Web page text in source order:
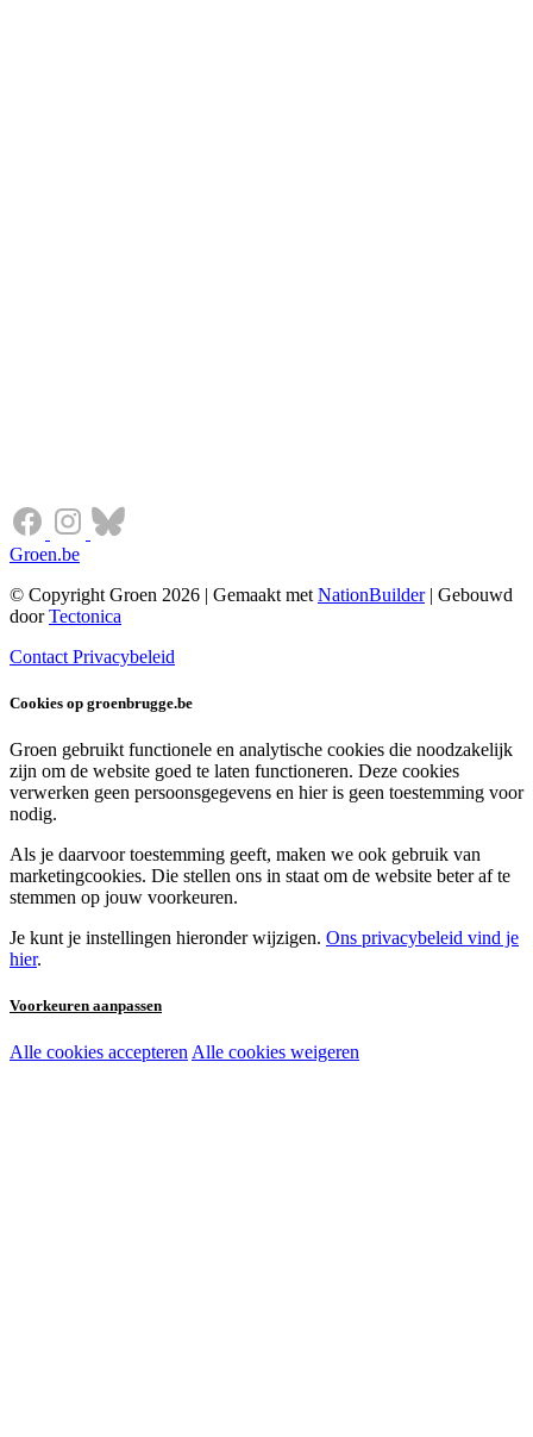
Groen.be
© Copyright Groen 2026 | Gemaakt met NationBuilder| Gebouwd
doorTectonica
Contact Privacybeleid
Cookies op groenbrugge.be
Groen gebruikt functionele en analytische cookies die noodzakelijk
zijn om de website goed te laten functioneren. Deze cookies
verwerken geen persoonsgegevens en hier is geen toestemming voor
nodig.
Als je daarvoor toestemming geeft, maken we ook gebruik van
marketingcookies. Die stellen ons in staat om de website beter af te
stemmen op jouw voorkeuren.
Je kunt je instellingen hieronder wijzigen. Ons privacybeleid vind je
hier.
Voorkeuren aanpassen
Noodzakelijke cookies:
Alle cookies accepteren Alle cookies weigeren